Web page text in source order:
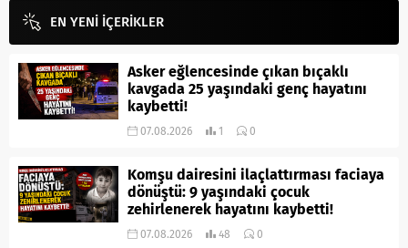
EN YENİ İÇERİKLER
Asker eğlencesinde çıkan bıçaklı
kavgada 25 yaşındaki genç hayatını
kaybetti!
07.08.2026 1 0
Komşu dairesini ilaçlattırması faciaya
dönüştü: 9 yaşındaki çocuk
zehirlenerek hayatını kaybetti!
07.08.2026 48 0